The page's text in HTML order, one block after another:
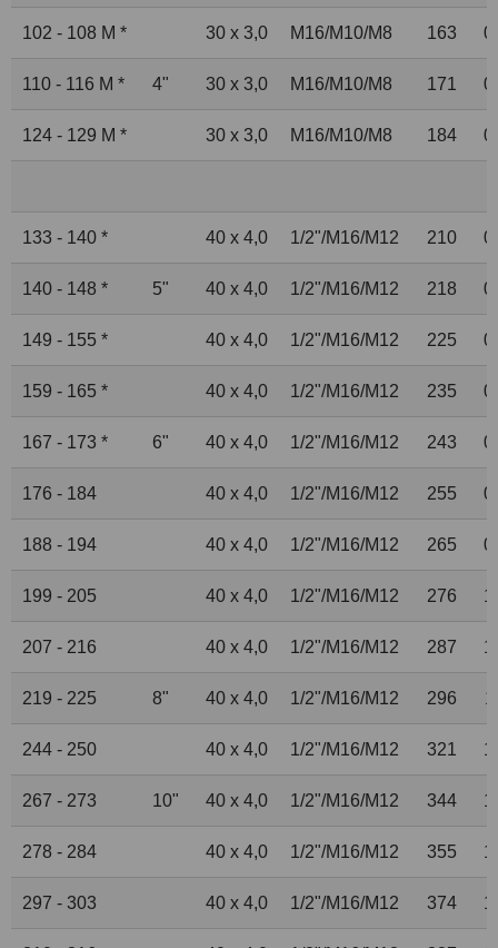
102 - 108 M * 30 x 3,0 M16/M10/M8 163
110 - 116 M * 4" 30 x 3,0 M16/M10/M8 171
124 - 129 M * 30 x 3,0 M16/M10/M8 184
133 - 140 * 40 x 4,0 1/2"/M16/M12 210
140 - 148 * 5" 40 x 4,0 1/2"/M16/M12 218
149 - 155 * 40 x 4,0 1/2"/M16/M12 225
159 - 165 * 40 x 4,0 1/2"/M16/M12 235
167 - 173 * 6" 40 x 4,0 1/2"/M16/M12 243
176 - 184 40 x 4,0 1/2"/M16/M12 255
188 - 194 40 x 4,0 1/2"/M16/M12 265
199 - 205 40 x 4,0 1/2"/M16/M12 276
207 - 216 40 x 4,0 1/2"/M16/M12 287
219 - 225 8" 40 x 4,0 1/2"/M16/M12 296
244 - 250 40 x 4,0 1/2"/M16/M12 321
267 - 273 10" 40 x 4,0 1/2"/M16/M12 344
278 - 284 40 x 4,0 1/2"/M16/M12 355
297 - 303 40 x 4,0 1/2"/M16/M12 374